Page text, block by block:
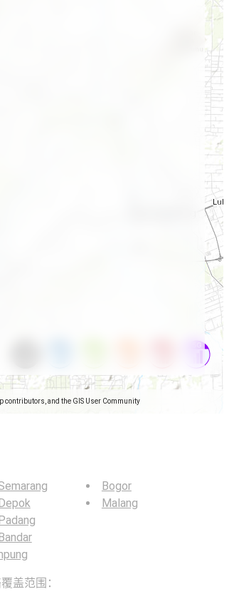
contributors, and the GIS User Community
Bogor
Malang
盖范围：